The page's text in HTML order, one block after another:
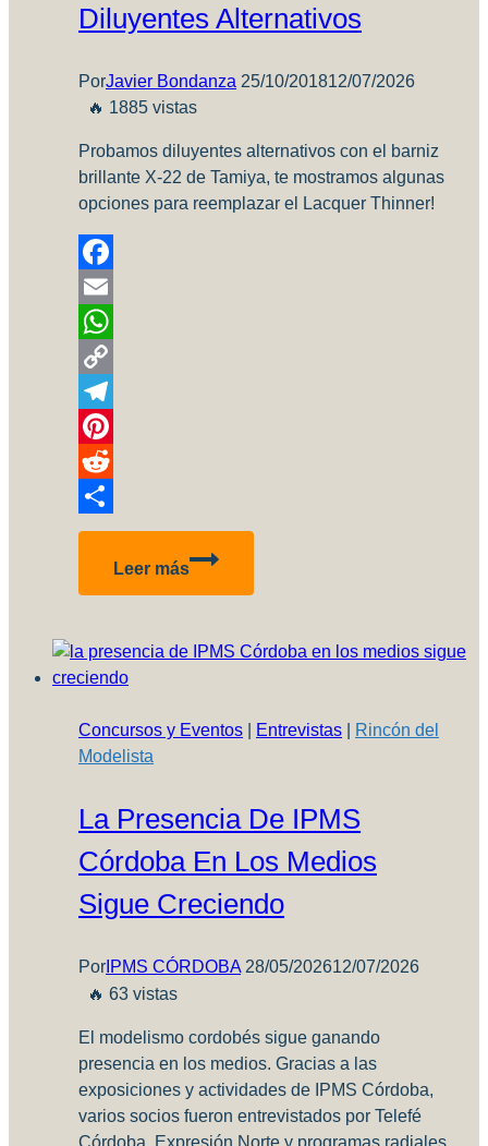
Diluyentes Alternativos
PorJavier Bondanza 25/10/201812/07/2026
🔥 1885 vistas
Probamos diluyentes alternativos con el barniz
brillante X-22 de Tamiya, te mostramos algunas
opciones para reemplazar el Lacquer Thinner!
Facebook
Email
WhatsApp
Copy
Link
Telegram
Pinterest
Reddit
Compartir
Leer más
Tamiya
diluyentes
Concursos y Eventos Entrevistas
Rincón del
Modelista
La Presencia De IPMS
Córdoba En Los Medios
Sigue Creciendo
Por IPMS CÓRDOBA 28/05/202612/07/2026
🔥 63 vistas
El modelismo cordobés sigue ganando
presencia en los medios. Gracias a las
exposiciones y actividades de IPMS Córdoba,
varios socios fueron entrevistados por Telefé